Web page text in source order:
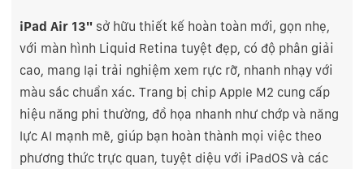
iPad Air 13" sở hữu thiết kế hoàn toàn mới, gọn nhẹ,
với màn hình Liquid Retina tuyệt đẹp, có độ phân giải
cao, mang lại trải nghiệm xem rực rỡ, nhanh nhạy với
màu sắc chuẩn xác. Trang bị chip Apple M2 cung cấp
hiệu năng phi thường, đồ họa nhanh như chớp và năng
lực AI mạnh mẽ, giúp bạn hoàn thành mọi việc theo
phương thức trực quan, tuyệt diệu với iPadOS và các